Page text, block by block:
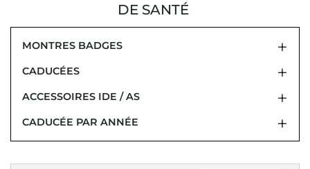
DE SANTÉ
MONTRES BADGES
CADUCÉES
ACCESSOIRES IDE / AS
CADUCÉE PAR ANNÉE